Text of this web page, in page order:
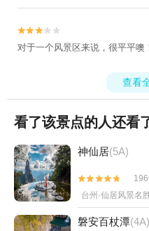
+玉环炮台滨海高空漂流+天
物园+后岭花开嬉栖谷+温岭
家湿地公园+绿城天台山雪乐
区+浙江台州白鹤九龙山滑翔
绿野仙踪丛林乐园+遇见杉谷
店)+龙门沙滩+吉捕岙沙滩露
坊街+台州方特·狂野大陆+天
+温岭两栖动物爬行馆+黄岩
梅亭精品民宿+台州市博物馆


对于一个风景区来说，很平平噢！
查看
看了该景点的人还看
神仙居(5A)


台州·仙居风景名
磐安百杖潭(4A)